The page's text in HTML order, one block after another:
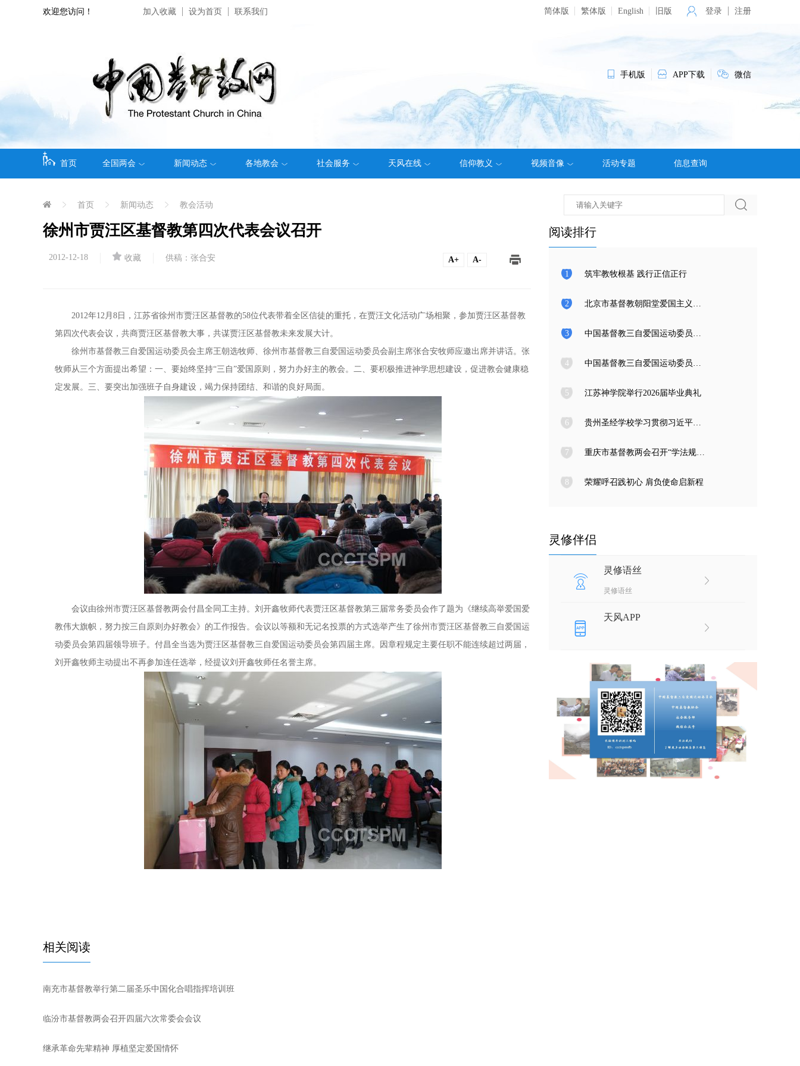
欢迎您访问！ 加入收藏 设为首页 联系我们 简体版 繁体版 English 旧版 登录 注册
手机版 APP下载 微信
首页 全国两会 新闻动态 各地教会 社会服务 天风在线 信仰教义 视频音像 活动专题 信息查询
首页 新闻动态 教会活动
徐州市贾汪区基督教第四次代表会议召开
2012-12-18 收藏 供稿：张合安 A+ A-
2012年12月8日，江苏省徐州市贾汪区基督教的58位代表带着全区信徒的重托，在贾汪文化活动广场相聚，参加贾汪区基督教
第四次代表会议，共商贾汪区基督教大事，共谋贾汪区基督教未来发展大计。
徐州市基督教三自爱国运动委员会主席王朝选牧师、徐州市基督教三自爱国运动委员会副主席张合安牧师应邀出席并讲话。张
牧师从三个方面提出希望：一、要始终坚持“三自”爱国原则，努力办好主的教会。二、要积极推进神学思想建设，促进教会健康稳
定发展。三、要突出加强班子自身建设，竭力保持团结、和谐的良好局面。
会议由徐州市贾汪区基督教两会付昌全同工主持。刘开鑫牧师代表贾汪区基督教第三届常务委员会作了题为《继续高举爱国爱
教伟大旗帜，努力按三自原则办好教会》的工作报告。会议以等额和无记名投票的方式选举产生了徐州市贾汪区基督教三自爱国运
动委员会第四届领导班子。付昌全当选为贾汪区基督教三自爱国运动委员会第四届主席。因章程规定主要任职不能连续超过两届，
刘开鑫牧师主动提出不再参加连任选举，经提议刘开鑫牧师任名誉主席。
相关阅读
南充市基督教举行第二届圣乐中国化合唱指挥培训班
临汾市基督教两会召开四届六次常委会会议
继承革命先辈精神 厚植坚定爱国情怀
阅读排行
1 筑牢教牧根基 践行正信正行
2 北京市基督教朝阳堂爱国主义教育学习访问团一行来访
3 中国基督教三自爱国运动委员会2026年度公开招聘工作人员面试公告
4 中国基督教三自爱国运动委员会2026年度公开招聘应届高校毕业生面试公告
5 江苏神学院举行2026届毕业典礼
6 贵州圣经学校学习贯彻习近平总书记在庆祝中国共产党成立105周年大会上的重要讲话精神
7 重庆市基督教两会召开“学法规、守戒律、重修为、树形象” 教育活动总结会
8 荣耀呼召践初心 肩负使命启新程
灵修伴侣
灵修语丝
灵修语丝
天风APP